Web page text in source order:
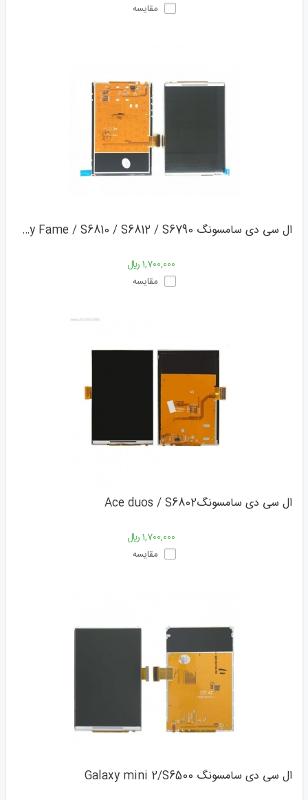
مقایسه
ال سی دی سامسونگ Galaxy Fame / S6810 / S6812 / S6790
1,700,000 ﷼
مقایسه
ال سی دی سامسونگAce duos / S6802
1,700,000 ﷼
مقایسه
ال سی دی سامسونگ Galaxy mini 2/S6500